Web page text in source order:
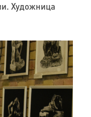
Художница